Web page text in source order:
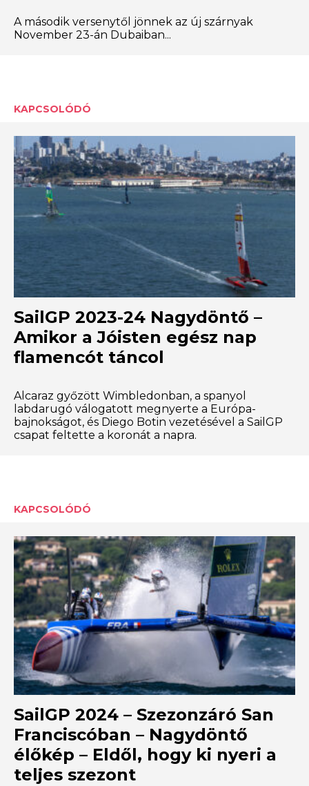
A második versenytől jönnek az új szárnyak
November 23-án Dubaiban...
KAPCSOLÓDÓ
SailGP 2023-24 Nagydöntő –
Amikor a Jóisten egész nap
flamencót táncol
Alcaraz győzött Wimbledonban, a spanyol
labdarugó válogatott megnyerte a Európa-
bajnokságot, és Diego Botin vezetésével a SailGP
csapat feltette a koronát a napra.
KAPCSOLÓDÓ
SailGP 2024 – Szezonzáró San
Franciscóban – Nagydöntő
élőkép – Eldől, hogy ki nyeri a
teljes szezont